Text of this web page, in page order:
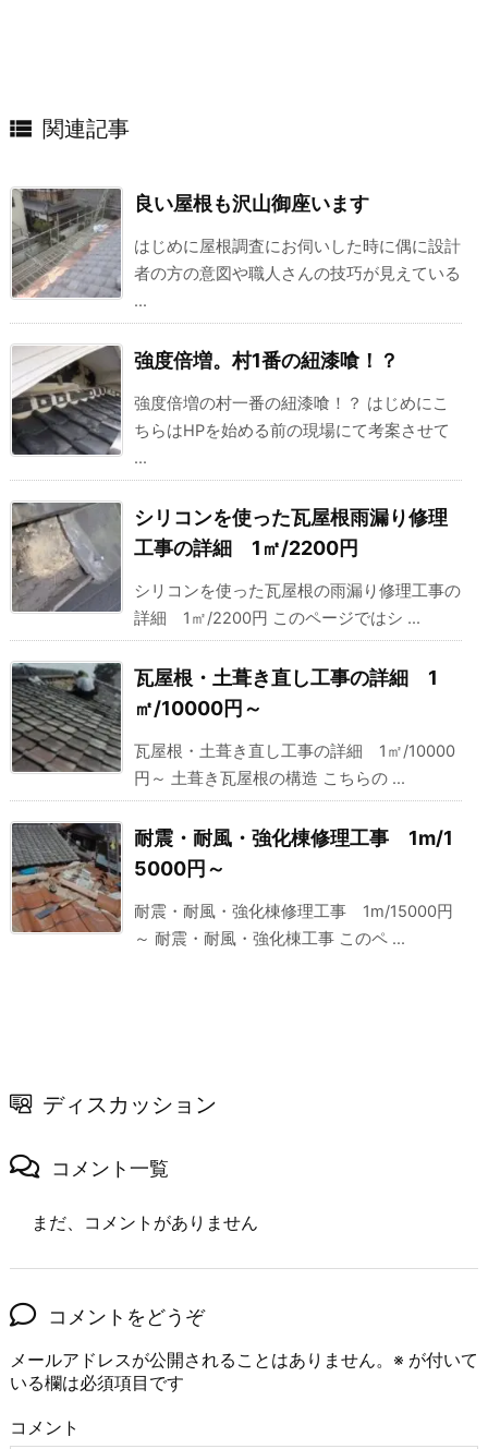
 関連記事
良い屋根も沢山御座います
はじめに屋根調査にお伺いした時に偶に設計
者の方の意図や職人さんの技巧が見えている
...
強度倍増。村1番の紐漆喰！？
強度倍増の村一番の紐漆喰！？ はじめにこ
ちらはHPを始める前の現場にて考案させて
...
シリコンを使った瓦屋根雨漏り修理
工事の詳細 1㎡/2200円
シリコンを使った瓦屋根の雨漏り修理工事の
詳細 1㎡/2200円 このページではシ ...
瓦屋根・土葺き直し工事の詳細 1
㎡/10000円～
瓦屋根・土葺き直し工事の詳細 1㎡/10000
円～ 土葺き瓦屋根の構造 こちらの ...
耐震・耐風・強化棟修理工事 1m/1
5000円～
耐震・耐風・強化棟修理工事 1m/15000円
～ 耐震・耐風・強化棟工事 このペ ...
ディスカッション
コメント一覧
まだ、コメントがありません
コメントをどうぞ
メールアドレスが公開されることはありません。 ※ が付いて
いる欄は必須項目です
コメント